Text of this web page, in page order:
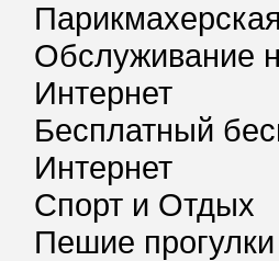
Обслуживание
Интернет
Бесплатный
Интернет
Спорт и Отдых
Пешие прогулки